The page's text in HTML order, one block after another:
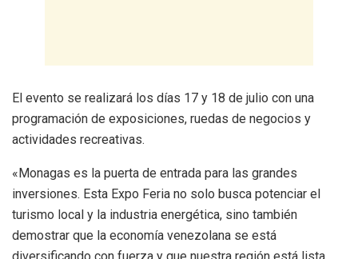
El evento se realizará los días 17 y 18 de julio con una
programación de exposiciones, ruedas de negocios y
actividades recreativas.
«Monagas es la puerta de entrada para las grandes
inversiones. Esta Expo Feria no solo busca potenciar el
turismo local y la industria energética, sino también
demostrar que la economía venezolana se está